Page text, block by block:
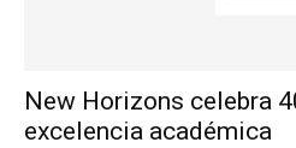
New Horizons celebra
excelencia académica